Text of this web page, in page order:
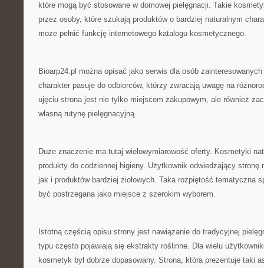
które mogą być stosowane w domowej pielęgnacji. Takie
przez osoby, które szukają produktów o bardziej naturalnym
może pełnić funkcję internetowego katalogu kosmetycznego.
Bioarp24.pl można opisać jako serwis dla osób
charakter pasuje do odbiorców, którzy zwracają uwagę na
ujęciu strona jest nie tylko miejscem zakupowym, ale również
własną rutynę pielęgnacyjną.
Duże znaczenie ma tutaj wielowymiarowość oferty. Kosmetyki
produkty do codziennej higieny. Użytkownik odwiedzający stronę
jak i produktów bardziej ziołowych. Taka rozpiętość tematyczna
być postrzegana jako miejsce z szerokim wyborem.
Istotną częścią opisu strony jest nawiązanie do tradycyjnej
typu często pojawiają się ekstrakty roślinne. Dla wielu
kosmetyk był dobrze dopasowany. Strona, która prezentuje taki